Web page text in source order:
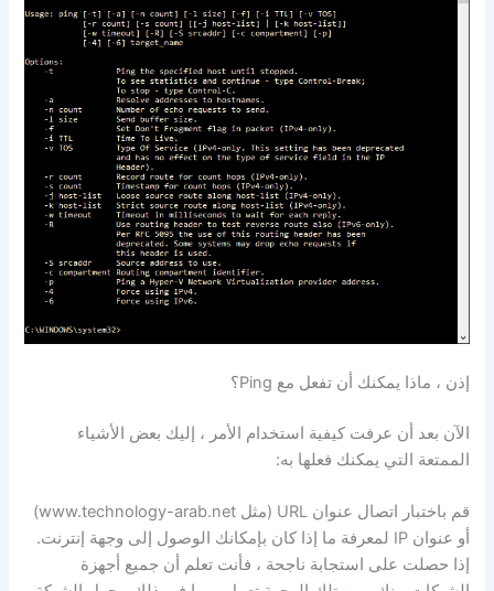
إذن ، ماذا يمكنك أن تفعل مع Ping؟
الآن بعد أن عرفت كيفية استخدام الأمر ، إليك بعض الأشياء
الممتعة التي يمكنك فعلها به:
قم باختبار اتصال عنوان URL (مثل www.technology-arab.net)
أو عنوان IP لمعرفة ما إذا كان بإمكانك الوصول إلى وجهة إنترنت.
إذا حصلت على استجابة ناجحة ، فأنت تعلم أن جميع أجهزة